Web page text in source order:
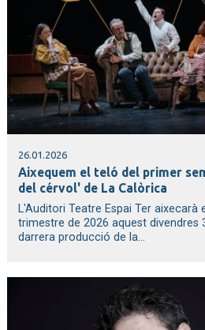
26.01.2026
Aixequem el teló del primer
del cérvol' de La Calòrica
L'Auditori Teatre Espai Ter
trimestre de 2026 aquest divendres
darrera producció de la...